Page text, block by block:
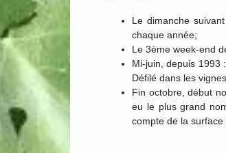
Le dimanche
chaque année;
Le 3ème week-end
Mi-juin, depuis 1993
Défilé dans les
Fin octobre, début
eu le plus grand
compte de la surface